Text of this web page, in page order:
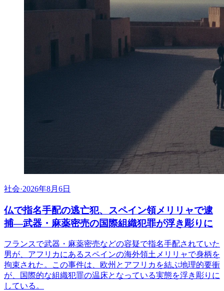
社会·2026年8月6日
仏で指名手配の逃亡犯、スペイン領メリリャで逮
捕―武器・麻薬密売の国際組織犯罪が浮き彫りに
フランスで武器・麻薬密売などの容疑で指名手配されていた
男が、アフリカにあるスペインの海外領土メリリャで身柄を
拘束された。この事件は、欧州とアフリカを結ぶ地理的要衝
が、国際的な組織犯罪の温床となっている実態を浮き彫りに
している。